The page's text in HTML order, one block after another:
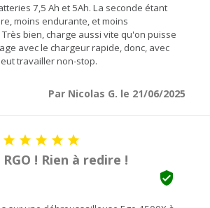
7,5 Ah et 5Ah. La seconde étant
moins endurante, et moins
bien, charge aussi vite qu'on puisse
avec le chargeur rapide, donc, avec
travailler non-stop.
Par Nicolas G. le 21/06/2025
    
! Rien à redire !
